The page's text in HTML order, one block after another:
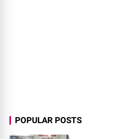
POPULAR POSTS